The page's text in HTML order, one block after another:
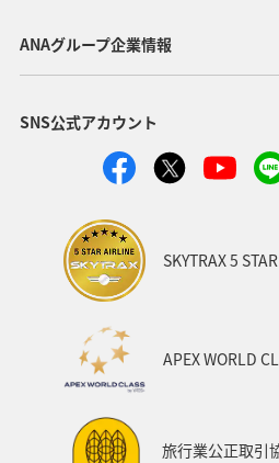
マイルを貯める トラウト
静岡県 ツアー
鹿児島県 栃木県
家族旅行
中国地方 アメリカ
イワナ
アメリカ・カナダ・中南米
世界遺産
ANAグループ企業情報
SNS公式アカウント
SKYTRAX 5
APEX WORLD
旅行業公正取引